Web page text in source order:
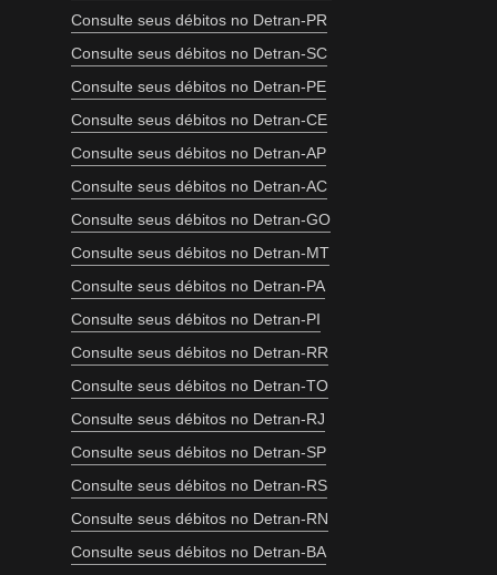
Consulte seus débitos no Detran-PR
Consulte seus débitos no Detran-SC
Consulte seus débitos no Detran-PE
Consulte seus débitos no Detran-CE
Consulte seus débitos no Detran-AP
Consulte seus débitos no Detran-AC
Consulte seus débitos no Detran-GO
Consulte seus débitos no Detran-MT
Consulte seus débitos no Detran-PA
Consulte seus débitos no Detran-PI
Consulte seus débitos no Detran-RR
Consulte seus débitos no Detran-TO
Consulte seus débitos no Detran-RJ
Consulte seus débitos no Detran-SP
Consulte seus débitos no Detran-RS
Consulte seus débitos no Detran-RN
Consulte seus débitos no Detran-BA